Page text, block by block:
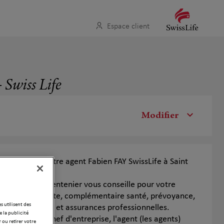
Espace client
Life
Modifier
l'espace de votre agent Fabien FAY SwissLife à Saint
Saint Jean le Centenier vous conseille pour votre
épargne retraite, complémentaire santé, prévoyance,
immobilier et assurances professionnelles.
ou chef d'entreprise, l'agent (les agents)
utilisent des
la publicité
ou retirer votre